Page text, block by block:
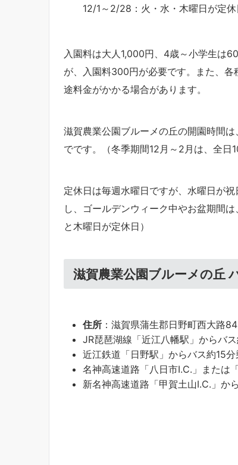
12/1～2/28：火・水・木曜日が定休
入園料は大人1,000円、4歳～小学生は
が、入園料300円が必要です。また、
途料金がかかる場合があります。
滋賀農業公園ブルーメの丘の開園時間
でです。（冬季期間12月～2月は、全日
定休日は毎週水曜日ですが、水曜日が
し、ゴールデンウィーク中やお盆期間
と木曜日が定休日）
滋賀農業公園ブルーメの丘
住所 ：滋賀県蒲生郡日野町西大路
JR琵琶湖線「近江八幡駅」からバ
近江鉄道「日野駅」からバス約15
名神高速道路「八日市I.C.」または
新名神高速道路「甲賀土山I.C.」か